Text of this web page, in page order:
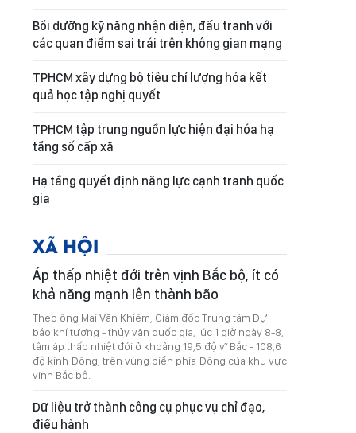
Bồi dưỡng kỹ năng nhận diện, đấu tranh với
các quan điểm sai trái trên không gian mạng
TPHCM xây dựng bộ tiêu chí lượng hóa kết
quả học tập nghị quyết
TPHCM tập trung nguồn lực hiện đại hóa hạ
tầng số cấp xã
Hạ tầng quyết định năng lực cạnh tranh quốc
gia
XÃ HỘI
Áp thấp nhiệt đới trên vịnh Bắc bộ, ít có
khả năng mạnh lên thành bão
Theo ông Mai Văn Khiêm, Giám đốc Trung tâm Dự
báo khí tượng - thủy văn quốc gia, lúc 1 giờ ngày 8-8,
tâm áp thấp nhiệt đới ở khoảng 19,5 độ vĩ Bắc - 108,6
độ kinh Đông, trên vùng biển phía Đông của khu vực
vịnh Bắc bộ.
Dữ liệu trở thành công cụ phục vụ chỉ đạo,
điều hành